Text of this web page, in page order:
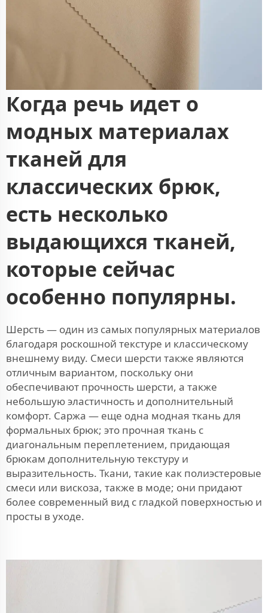
Когда речь идет о
модных материалах
тканей для
классических брюк,
есть несколько
выдающихся тканей,
которые сейчас
особенно популярны.
Шерсть — один из самых популярных материалов
благодаря роскошной текстуре и классическому
внешнему виду. Смеси шерсти также являются
отличным вариантом, поскольку они
обеспечивают прочность шерсти, а также
небольшую эластичность и дополнительный
комфорт. Саржа — еще одна модная ткань для
формальных брюк; это прочная ткань с
диагональным переплетением, придающая
брюкам дополнительную текстуру и
выразительность. Ткани, такие как полиэстеровые
смеси или вискоза, также в моде; они придают
более современный вид с гладкой поверхностью и
просты в уходе.